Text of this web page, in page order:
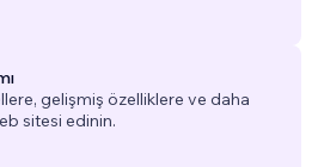
gelişmiş özelliklere ve daha
sitesi edinin.